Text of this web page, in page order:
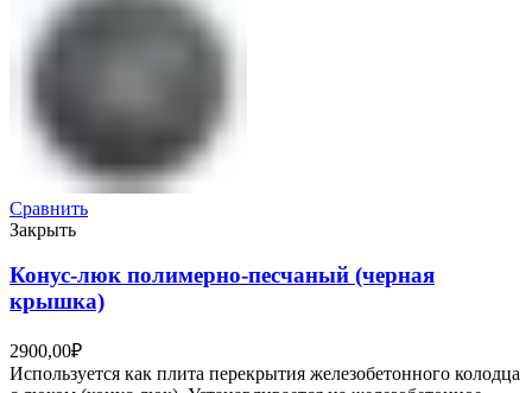
Сравнить
Закрыть
Конус-люк полимерно-песчаный (черная
крышка)
2900,00₽
Используется как плита перекрытия железобетонного колодца